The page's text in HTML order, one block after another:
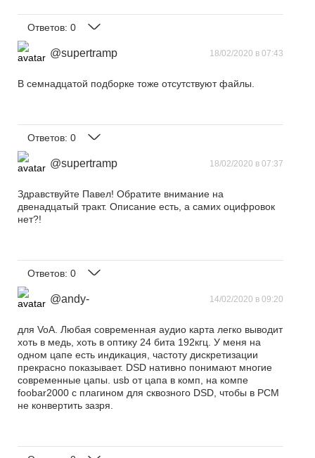
Ответов: 0
@supertramp 18/02/2020 в 07:43
В семнадцатой подборке тоже отсутствуют файлы.
Ответов: 0
@supertramp 18/02/2020 в 07:37
Здравствуйте Павел! Обратите внимание на
двенадцатый тракт. Описание есть, а самих оцифровок
нет?!
Ответов: 0
@andy- 14/02/2020 в 09:20
для VoA. Любая современная аудио карта легко выводит
хоть в медь, хоть в оптику 24 бита 192кгц. У меня на
одном цапе есть индикация, частоту дискретизации
прекрасно показывает. DSD нативно понимают многие
современные цапы. usb от цапа в комп, на компе
foobar2000 с плагином для сквозного DSD, чтобы в PCM
не конвертить зазря.